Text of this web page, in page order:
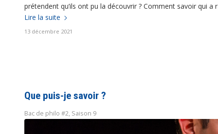
prétendent qu’ils ont pu la découvrir ? Comment savoir qui a
Lire la suite
13 décembre 2021
Que puis-je savoir ?
Bac de philo #2, Saison 9